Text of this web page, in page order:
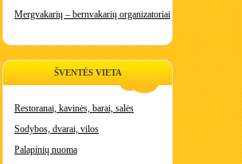
Mergvakarių – bernvakarių organizatoriai
ŠVENTĖS VIETA
Restoranai, kavinės, barai, salės
Sodybos, dvarai, vilos
Palapinių nuoma